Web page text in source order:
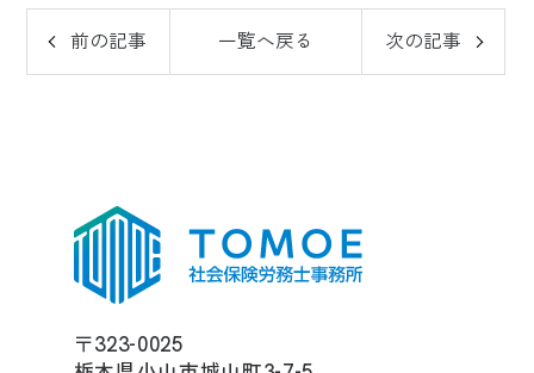
前の記事 一覧へ戻る 次の記事
〒323-0025